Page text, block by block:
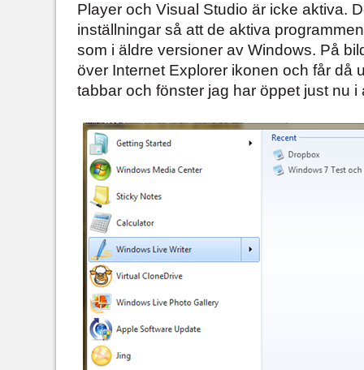
Player och Visual Studio är icke aktiva.
inställningar så att de aktiva
som i äldre versioner av Windows. På
över Internet Explorer ikonen och får då
tabbar och fönster jag har öppet just nu i